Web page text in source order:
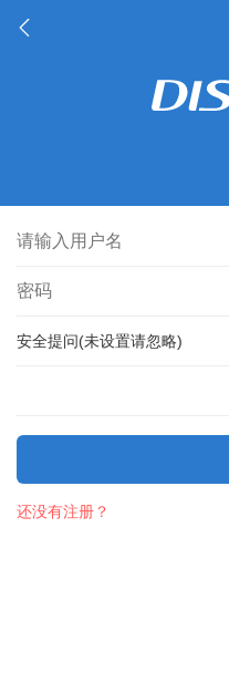
安全提问(未设置请忽略)
还没有注册？